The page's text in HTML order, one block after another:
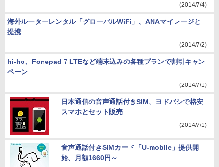
(2014/7/4)
海外ルーターレンタル「グローバルWiFi」、ANAマイレージと
提携
(2014/7/2)
hi-ho、Fonepad 7 LTEなど端末込みの各種プランで割引キャン
ペーン
(2014/7/1)
日本通信の音声通話付きSIM、ヨドバシで格安
スマホとセット販売
(2014/7/1)
音声通話付きSIMカード「U-mobile」提供開
始、月額1660円～